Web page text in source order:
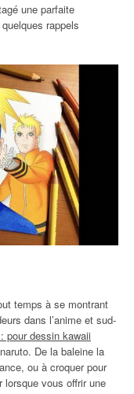
une parfaite
rappels
temps à se montrant
dans l’anime et sud-
pour dessin kawaii
De la baleine la
ou à croquer pour
lorsque vous offrir une